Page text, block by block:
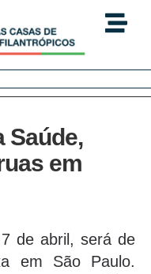
Saúde,
em
de abril, será de
em São Paulo.